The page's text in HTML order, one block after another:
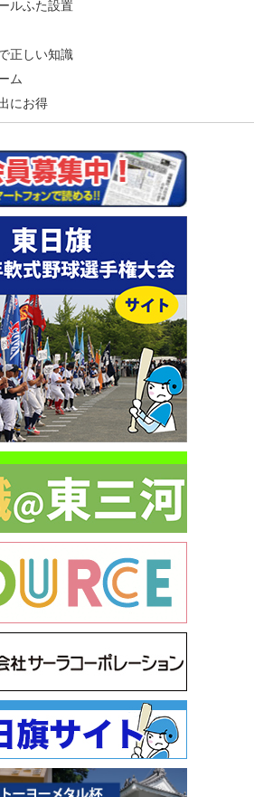
ルふた設置
正しい知識
ム
にお得